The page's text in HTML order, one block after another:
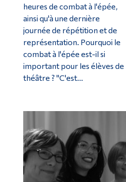
heures de combat à l'épée,
ainsi qu'à une dernière
journée de répétition et de
représentation. Pourquoi le
combat à l'épée est-il si
important pour les élèves de
théâtre ? "C'est...